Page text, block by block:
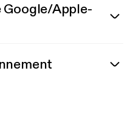
Google/Apple-